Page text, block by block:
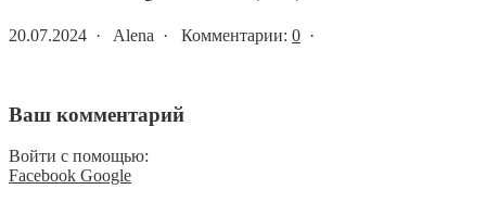
20.07.2024 · Alena · Комментарии: 0 ·
Ваш комментарий
Войти с помощью:
Facebook Google